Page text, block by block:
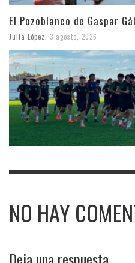
El Pozoblanco de Gaspar
Julia López 3 agosto, 2026
NO HAY